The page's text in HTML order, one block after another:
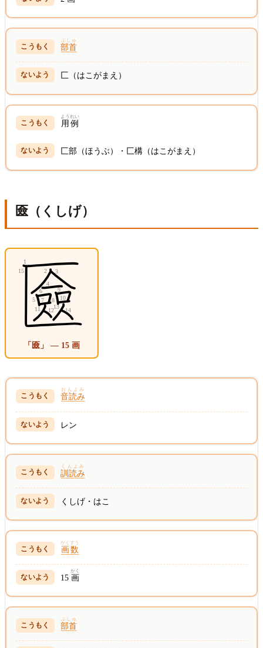
部首
ぶしゅ
匚（はこがまえ）
用例
ようれい
匚部（ほうぶ）・匚構（はこがまえ）
匳（くしげ）
「匳」 — 15 画
音読み
おんよみ
レン
訓読み
くんよみ
くしげ・はこ
画数
かくすう
15 画
かく
部首
ぶしゅ